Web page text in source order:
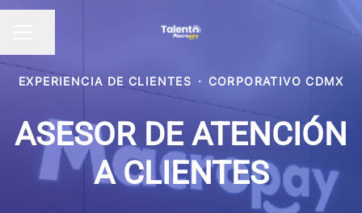
EXPERIENCIA DE CLIENTES · CORPORATIVO CDMX
ASESOR DE ATENCIÓN
A CLIENTES